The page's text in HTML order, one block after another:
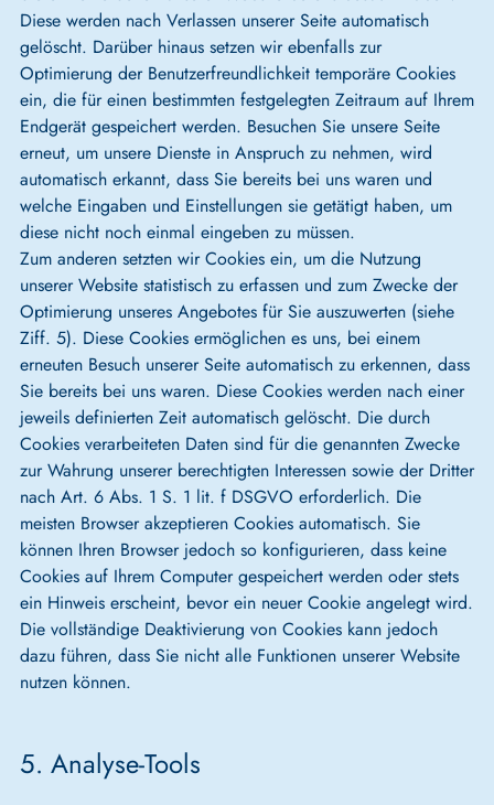
Diese werden nach Verlassen unserer Seite automatisch
gelöscht. Darüber hinaus setzen wir ebenfalls zur
Optimierung der Benutzerfreundlichkeit temporäre Cookies
ein, die für einen bestimmten festgelegten Zeitraum auf Ihrem
Endgerät gespeichert werden. Besuchen Sie unsere Seite
erneut, um unsere Dienste in Anspruch zu nehmen, wird
automatisch erkannt, dass Sie bereits bei uns waren und
welche Eingaben und Einstellungen sie getätigt haben, um
diese nicht noch einmal eingeben zu müssen.
Zum anderen setzten wir Cookies ein, um die Nutzung
unserer Website statistisch zu erfassen und zum Zwecke der
Optimierung unseres Angebotes für Sie auszuwerten (siehe
Ziff. 5). Diese Cookies ermöglichen es uns, bei einem
erneuten Besuch unserer Seite automatisch zu erkennen, dass
Sie bereits bei uns waren. Diese Cookies werden nach einer
jeweils definierten Zeit automatisch gelöscht. Die durch
Cookies verarbeiteten Daten sind für die genannten Zwecke
zur Wahrung unserer berechtigten Interessen sowie der Dritter
nach Art. 6 Abs. 1 S. 1 lit. f DSGVO erforderlich. Die
meisten Browser akzeptieren Cookies automatisch. Sie
können Ihren Browser jedoch so konfigurieren, dass keine
Cookies auf Ihrem Computer gespeichert werden oder stets
ein Hinweis erscheint, bevor ein neuer Cookie angelegt wird.
Die vollständige Deaktivierung von Cookies kann jedoch
dazu führen, dass Sie nicht alle Funktionen unserer Website
nutzen können.
5. Analyse-Tools